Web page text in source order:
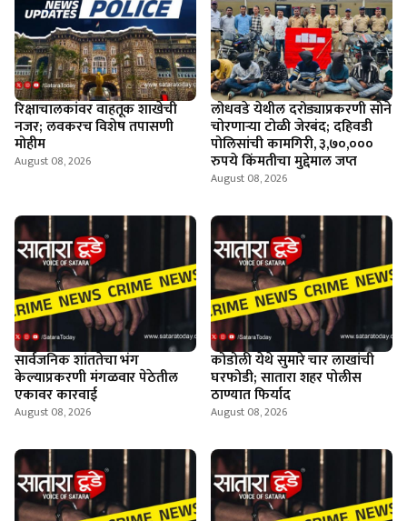
रिक्षाचालकांवर वाहतूक शाखेची
नजर; लवकरच विशेष तपासणी
मोहीम
August 08, 2026
लोधवडे येथील दरोड्याप्रकरणी सोने
चोरणाऱ्या टोळी जेरबंद; दहिवडी
पोलिसांची कामगिरी, ३,७०,०००
रुपये किंमतीचा मुद्देमाल जप्त
August 08, 2026
सार्वजनिक शांततेचा भंग
केल्याप्रकरणी मंगळवार पेठेतील
एकावर कारवाई
August 08, 2026
कोडोली येथे सुमारे चार लाखांची
घरफोडी; सातारा शहर पोलीस
ठाण्यात फिर्याद
August 08, 2026